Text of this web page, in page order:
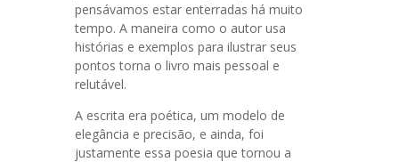
pensávamos estar enterradas há muito
tempo. A maneira como o autor usa
histórias e exemplos para ilustrar seus
pontos torna o livro mais pessoal e
relutável.
A escrita era poética, um modelo de
elegância e precisão, e ainda, foi
justamente essa poesia que tornou a